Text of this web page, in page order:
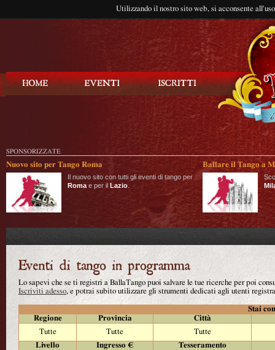
Utilizzando il nostro sito web, si acconsente
SPONSORIZZATE
Nuovo sito per Tango Roma
Il nuovo sito con tutti gli eventi di tango per
Roma e per il Lazio
Ballare il Tango a
Lo sapevi che se ti registri a BallaTango puoi salvare le tue ricerche per poi
Iscriviti adesso, e potrai subito utilizzare gli strumenti dedicati agli utenti
Stai
Regione
Provincia
Città
Tutte
Tutte
Tutte
Livello
Ingresso €
Tesseramento